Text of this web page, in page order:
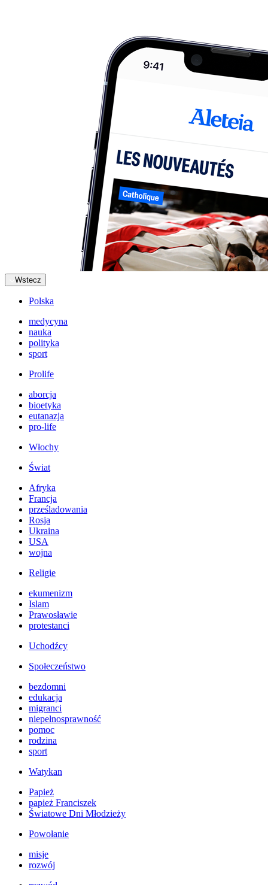
Wstecz
Polska
medycyna
nauka
polityka
sport
Prolife
aborcja
bioetyka
eutanazja
pro-life
Włochy
Świat
Afryka
Francja
prześladowania
Rosja
Ukraina
USA
wojna
Religie
ekumenizm
Islam
Prawosławie
protestanci
Uchodźcy
Społeczeństwo
bezdomni
edukacja
migranci
niepełnosprawność
pomoc
rodzina
sport
Watykan
Papież
papież Franciszek
Światowe Dni Młodzieży
Powołanie
misje
rozwój